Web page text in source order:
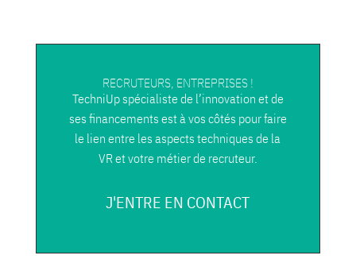
RECRUTEURS, ENTREPRISES !
TechniUp spécialiste de l’innovation et de
ses financements est à vos côtés pour faire
le lien entre les aspects techniques de la
VR et votre métier de recruteur.
J'ENTRE EN CONTACT